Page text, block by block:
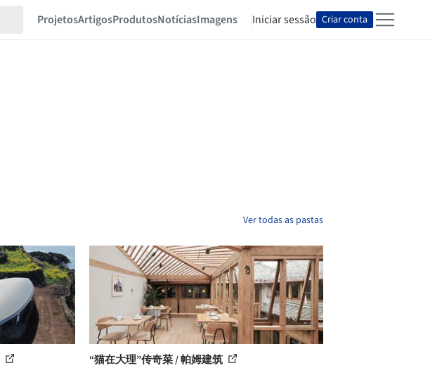
ProjetosArtigosProdutosNotíciasImagens Iniciar sessão Criar conta
Ver todas as pastas
“猫在大理”传奇菜 / 帕姆建筑